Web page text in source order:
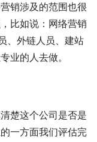
销涉及的范围也很
比如说：网络营销
、外链人员、建站
业的人去做。
楚这个公司是否是
一方面我们评估完